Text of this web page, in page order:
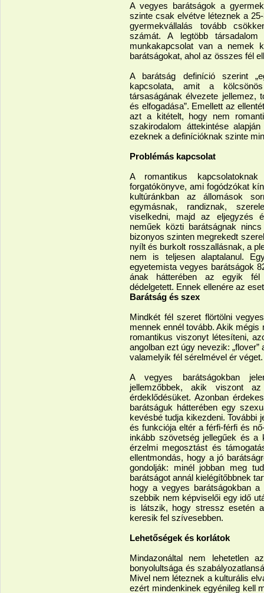
A vegyes barátságok a
szinte csak elvétve léteznek a
gyermekvállalás tovább
számát. A legtöbb
munkakapcsolat van a nemek
barátságokat, ahol az összes fél
A barátság definíció szerint
kapcsolata, amit a
társaságának élvezete jellemez,
és elfogadása”. Emellett az
azt a kitételt, hogy nem
szakirodalom áttekintése
ezeknek a definícióknak szinte
Problémás kapcsolat
A romantikus
forgatókönyve, ami fogódzókat
kultúránkban az állomások
egymásnak, randiznak,
viselkedni, majd az
neműek közti barátságnak
bizonyos szinten megrekedt
nyílt és burkolt rosszallásnak, a
nem is teljesen alaptalanul.
egyetemista vegyes barátságok
ának hátterében az egyik fél
dédelgetett. Ennek ellenére az
Barátság és szex
Mindkét fél szeret flörtölni
mennek ennél tovább. Akik
romantikus viszonyt létesíteni,
angolban ezt úgy nevezik:
valamelyik fél sérelmével ér véget.
A vegyes barátságokban
jellemzőbbek, akik viszont
érdeklődésüket. Azonban
barátságuk hátterében egy
kevésbé tudja kikezdeni. További
és funkciója eltér a férfi-férfi és
inkább szövetség jellegűek és
érzelmi megosztást és
ellentmondás, hogy a jó
gondolják: minél jobban meg
barátságot annál kielégítőbbnek
hogy a vegyes barátságokban
szebbik nem képviselői egy idő
is látszik, hogy stressz esetén
keresik fel szívesebben.
Lehetőségek és korlátok
Mindazonáltal nem lehetetlen
bonyolultsága és
Mivel nem léteznek a kulturális
ezért mindenkinek egyénileg kell